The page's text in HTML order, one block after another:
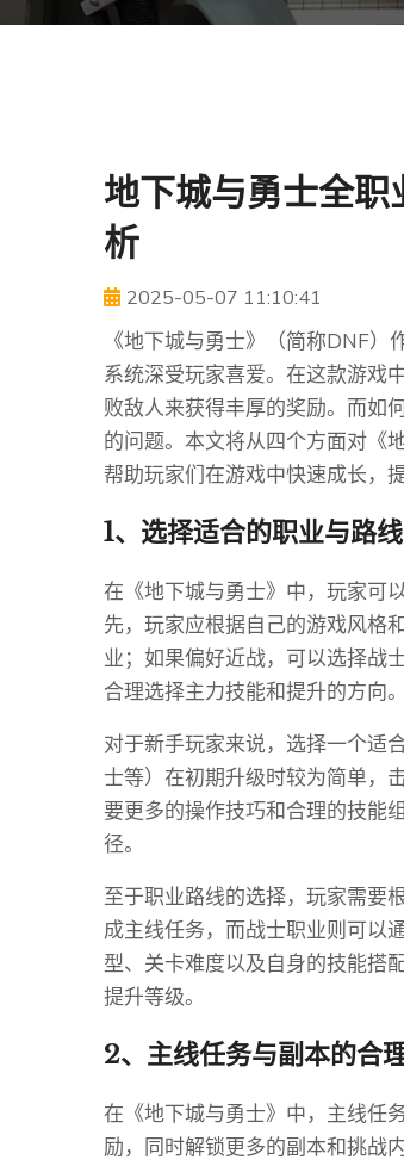
地下城与勇士全
析
2025-05-07 11:10:41
《地下城与勇士》（简称DNF
系统深受玩家喜爱。在这款游戏
败敌人来获得丰厚的奖励。而如
的问题。本文将从四个方面对《
帮助玩家们在游戏中快速成长，
1、选择适合的职业与路线
在《地下城与勇士》中，玩家可
先，玩家应根据自己的游戏风格
业；如果偏好近战，可以选择战
合理选择主力技能和提升的方向。
对于新手玩家来说，选择一个适
士等）在初期升级时较为简单，
要更多的操作技巧和合理的技能
径。
至于职业路线的选择，玩家需要
成主线任务，而战士职业则可以
型、关卡难度以及自身的技能搭
提升等级。
2、主线任务与副本的合
在《地下城与勇士》中，主线任
励，同时解锁更多的副本和挑战